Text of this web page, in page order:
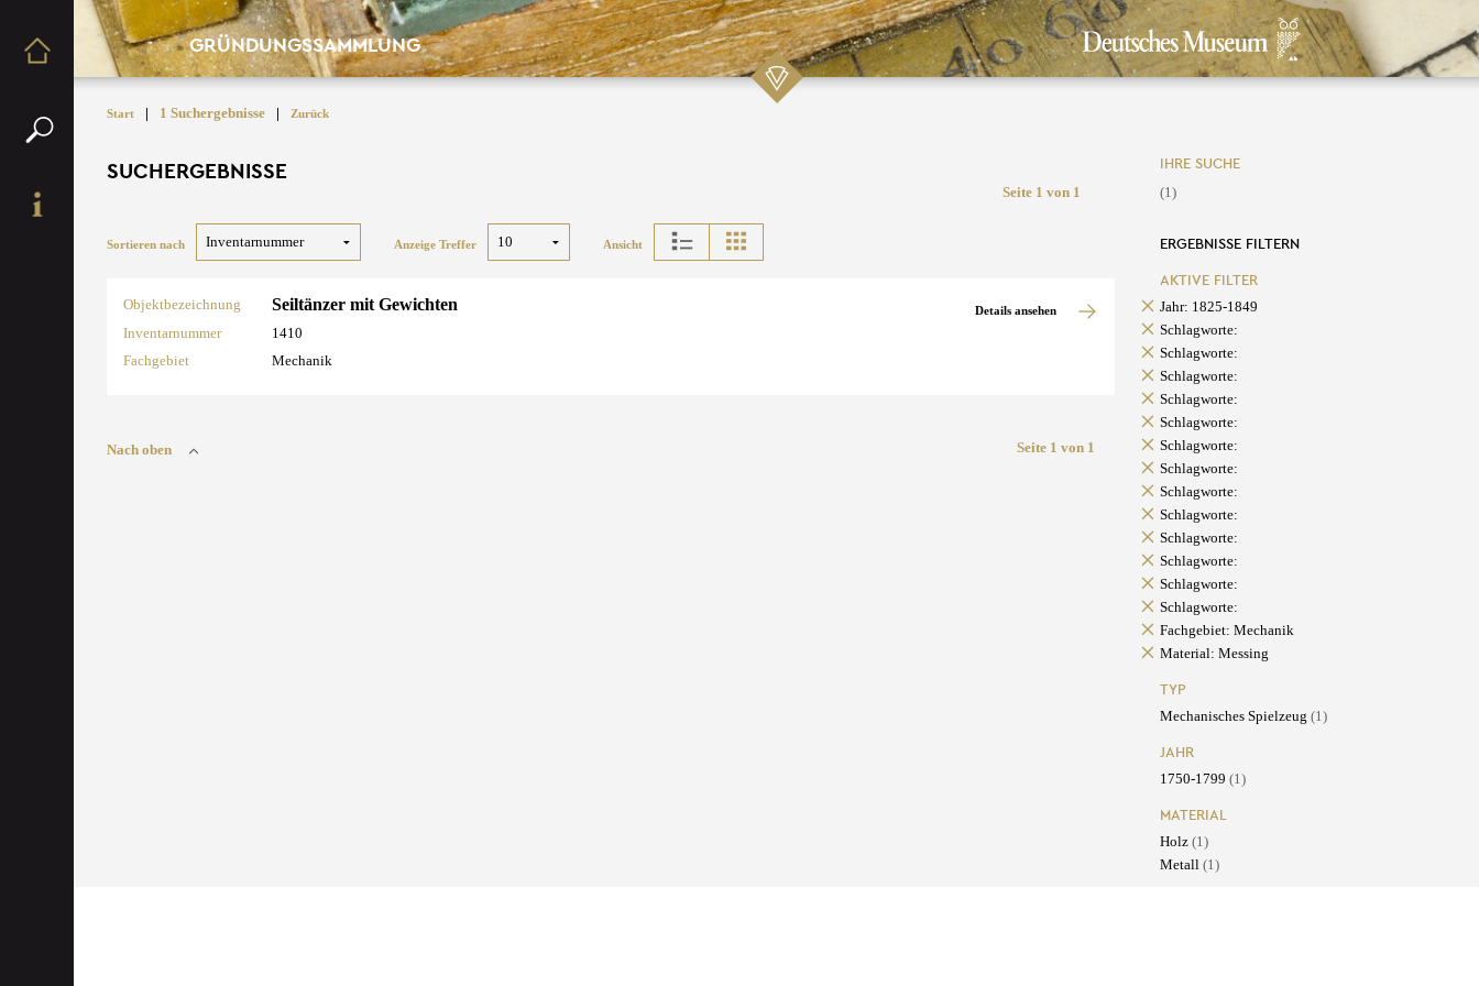
GRÜNDUNGSSAMMLUNG
Start | 1 Suchergebnisse | Zurück
SUCHERGEBNISSE
Seite 1 von 1
Sortieren nach Anzeige Treffer Ansicht
Objektbezeichnung Seiltänzer mit Gewichten
Inventarnummer
1410
Fachgebiet
Mechanik
Details ansehen
Nach oben Seite 1 von 1
IHRE SUCHE
(1)
ERGEBNISSE FILTERN
AKTIVE FILTER
Jahr: 1825-1849
Schlagworte:
Schlagworte:
Schlagworte:
Schlagworte:
Schlagworte:
Schlagworte:
Schlagworte:
Schlagworte:
Schlagworte:
Schlagworte:
Schlagworte:
Schlagworte:
Schlagworte:
Fachgebiet: Mechanik
Material: Messing
TYP
Mechanisches Spielzeug (1)
JAHR
1750-1799 (1)
MATERIAL
Holz (1)
Metall (1)